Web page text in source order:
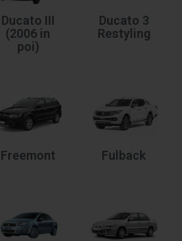
Ducato III
(2006 in
poi)
Ducato 3
Restyling
Freemont Fulback